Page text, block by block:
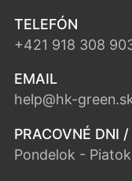
TELEFÓN
+421 918 308
EMAIL
help@hk-
PRACOVNÉ DNI
Pondelok -